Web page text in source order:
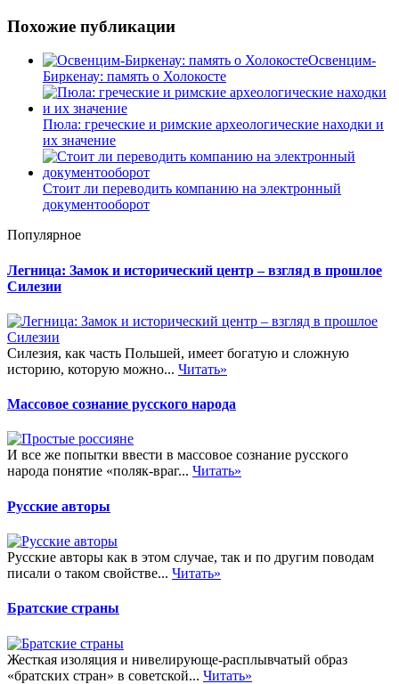
Похожие публикации
Освенцим-
Биркенау: память о Холокосте
Пюла: греческие и римские археологические находки и
их значение
Стоит ли переводить компанию на электронный
документооборот
Популярное
Легница: Замок и исторический центр – взгляд в прошлое
Силезии
Силезия, как часть Польшей, имеет богатую и сложную
историю, которую можно... Читать»
Массовое сознание русского народа
И все же попытки ввести в массовое сознание русского
народа понятие «поляк-враг... Читать»
Русские авторы
Русские авторы как в этом случае, так и по другим поводам
писали о таком свойстве... Читать»
Братские страны
Жесткая изоляция и нивелирующе-расплывчатый образ
«братских стран» в советской... Читать»